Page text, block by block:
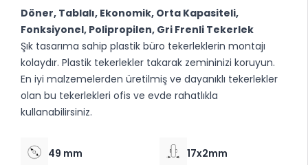
Döner, Tablalı, Ekonomik, Orta Kapasiteli,
Fonksiyonel, Polipropilen, Gri Frenli Tekerlek
Şık tasarıma sahip plastik büro tekerleklerin montajı
kolaydır. Plastik tekerlekler takarak zemininizi koruyun.
En iyi malzemelerden üretilmiş ve dayanıklı tekerlekler
olan bu tekerlekleri ofis ve evde rahatlıkla
kullanabilirsiniz.
49 mm 17x2mm